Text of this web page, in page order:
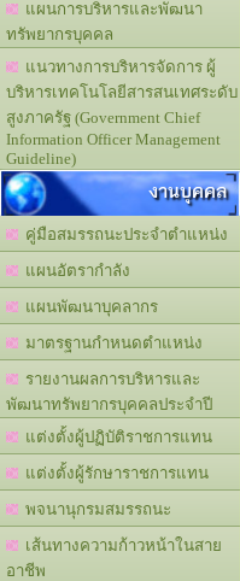
แผนการบริหารและพัฒนา
ทรัพยากรบุคคล
แนวทางการบริหารจัดการ ผู้
บริหารเทคโนโลยีสารสนเทศระดับ
สูงภาครัฐ (Government Chief
Information Officer Management
Guideline)
งานบุคคล
คู่มือสมรรถนะประจำตำแหน่ง
แผนอัตรากำลัง
แผนพัฒนาบุคลากร
มาตรฐานกำหนดตำแหน่ง
รายงานผลการบริหารและ
พัฒนาทรัพยากรบุคคลประจำปี
แต่งตั้งผู้ปฏิบัติราชการแทน
แต่งตั้งผู้รักษาราชการแทน
พจนานุกรมสมรรถนะ
เส้นทางความก้าวหน้าในสาย
อาชีพ